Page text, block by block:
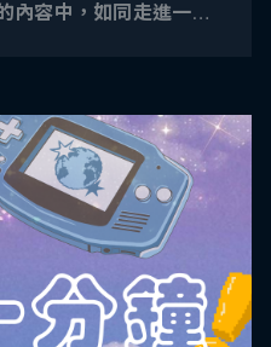
內容中，如同走進一張